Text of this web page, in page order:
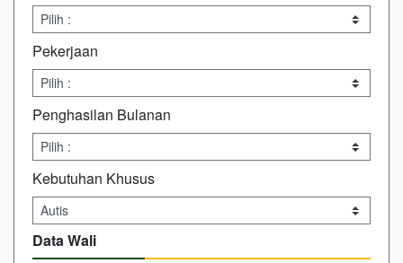
Pekerjaan
Penghasilan Bulanan
Kebutuhan Khusus
Data Wali